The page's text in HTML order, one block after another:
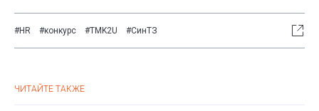
#HR #конкурс #TMK2U #СинТЗ
ЧИТАЙТЕ ТАКЖЕ